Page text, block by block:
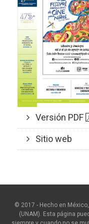
Versión PDF
Sitio web
© 2017 - Hecho en
(UNAM). Esta página